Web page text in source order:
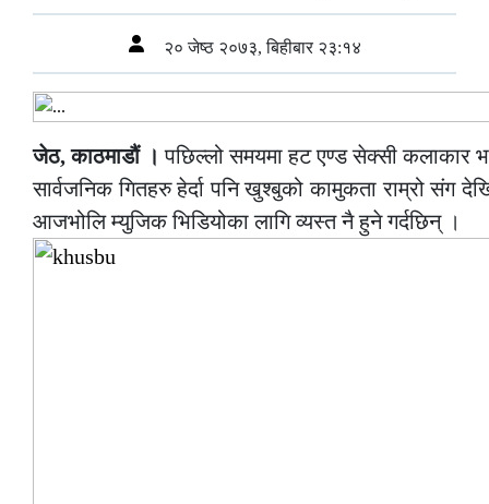
२० जेष्ठ २०७३, बिहीबार २३:१४
जेठ, काठमाडौं । पछिल्लो समयमा हट एण्ड सेक्सी कलाकार
सार्वजनिक गितहरु हेर्दा पनि खुश्बुको कामुकता राम्रो संग
आजभोलि म्युजिक भिडियोका लागि व्यस्त नै हुने गर्दछिन् ।